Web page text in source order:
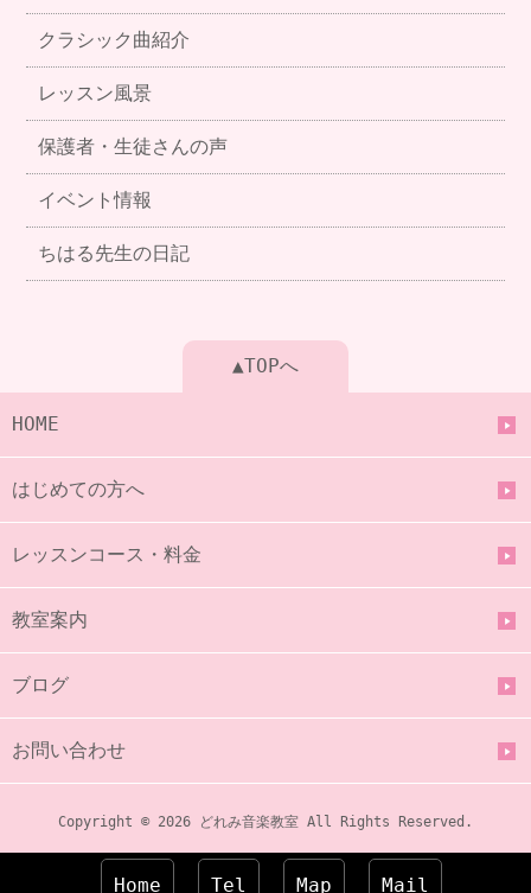
クラシック曲紹介
レッスン風景
保護者・生徒さんの声
イベント情報
ちはる先生の日記
▲TOPへ
HOME
はじめての方へ
レッスンコース・料金
教室案内
ブログ
お問い合わせ
Copyright © 2026 どれみ音楽教室 All Rights Reserved.
Home Tel Map Mail